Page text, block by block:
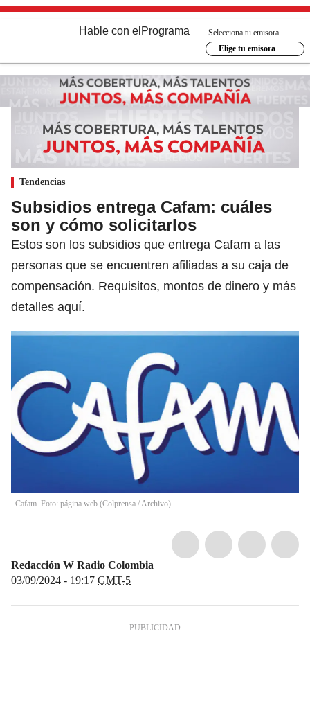
Hable con el Programa
Selecciona tu emisora
Elige tu emisora
Tendencias
Subsidios entrega Cafam: cuáles
son y cómo solicitarlos
Estos son los subsidios que entrega Cafam a las
personas que se encuentren afiliadas a su caja de
compensación. Requisitos, montos de dinero y más
detalles aquí.
Cafam. Foto: página web.(Colprensa / Archivo)
Redacción W Radio Colombia
03/09/2024 - 19:17 GMT-5